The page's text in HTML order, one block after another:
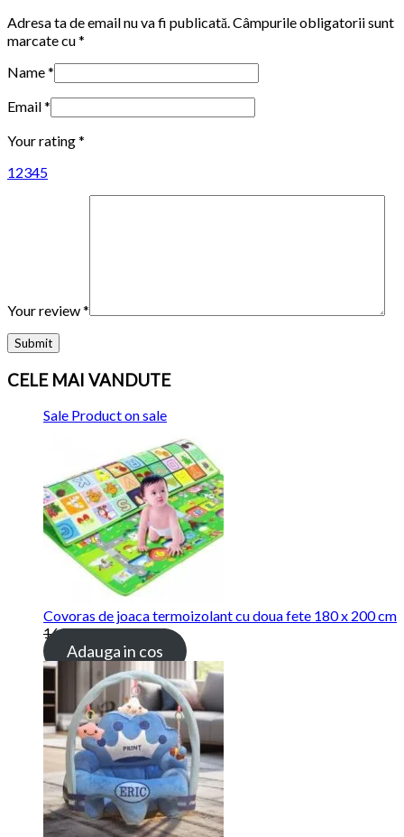
Adresa ta de email nu va fi publicată.Câmpurile obligatorii sunt
marcate cu*
Name*
Email*
Your rating*
12345
Your review*
CELE MAI VANDUTE
Sale Product on sale
Covoras de joaca termoizolant cu doua fete 180 x 200 cm
169.00 lei115.00 lei
Adauga in cos